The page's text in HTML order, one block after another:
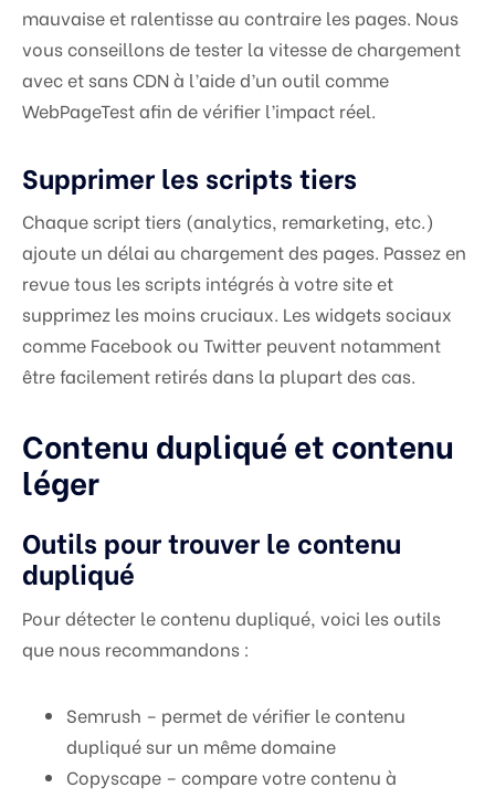
mauvaise et ralentisse au contraire les pages. Nous
vous conseillons de tester la vitesse de chargement
avec et sans CDN à l’aide d’un outil comme
WebPageTest afin de vérifier l’impact réel.
Supprimer les scripts tiers
Chaque script tiers (analytics, remarketing, etc.)
ajoute un délai au chargement des pages. Passez en
revue tous les scripts intégrés à votre site et
supprimez les moins cruciaux. Les widgets sociaux
comme Facebook ou Twitter peuvent notamment
être facilement retirés dans la plupart des cas.
Contenu dupliqué et contenu
léger
Outils pour trouver le contenu
dupliqué
Pour détecter le contenu dupliqué, voici les outils
que nous recommandons :
Semrush – permet de vérifier le contenu
dupliqué sur un même domaine
Copyscape – compare votre contenu à